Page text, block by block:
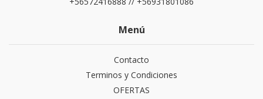
Menú
Contacto
Terminos y Condiciones
OFERTAS